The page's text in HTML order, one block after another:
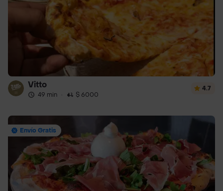
Vitto
49 min · $ 6000
4.7
Envío Gratis